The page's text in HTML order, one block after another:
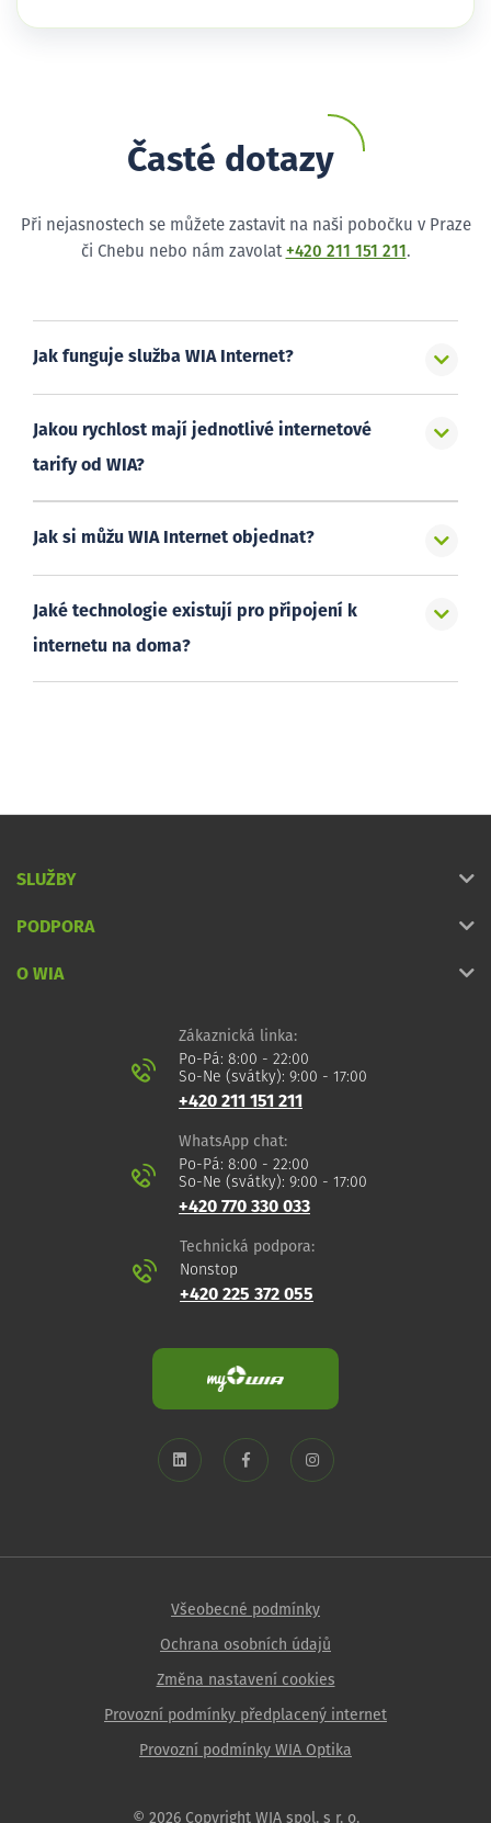
Časté dotazy
Při nejasnostech se můžete zastavit na naši pobočku v Praze
či Chebu nebo nám zavolat +420 211 151 211 .
Jak funguje služba WIA Internet?
Jakou rychlost mají jednotlivé internetové
tarify od WIA?
Jak si můžu WIA Internet objednat?
Jaké technologie existují pro připojení k
internetu na doma?
SLUŽBY
PODPORA
O WIA
Zákaznická linka:
Po-Pá: 8:00 - 22:00
So-Ne (svátky): 9:00 - 17:00
+420 211 151 211
WhatsApp chat:
Po-Pá: 8:00 - 22:00
So-Ne (svátky): 9:00 - 17:00
+420 770 330 033
Technická podpora:
Nonstop
+420 225 372 055
Všeobecné podmínky
Ochrana osobních údajů
Změna nastavení cookies
Provozní podmínky předplacený internet
Provozní podmínky WIA Optika
© 2026 Copyright WIA spol. s r. o.